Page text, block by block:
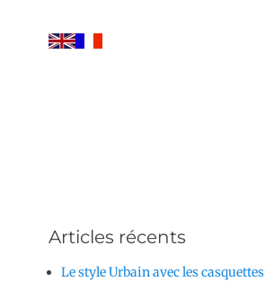
Articles récents
Le style Urbain avec les casquettes